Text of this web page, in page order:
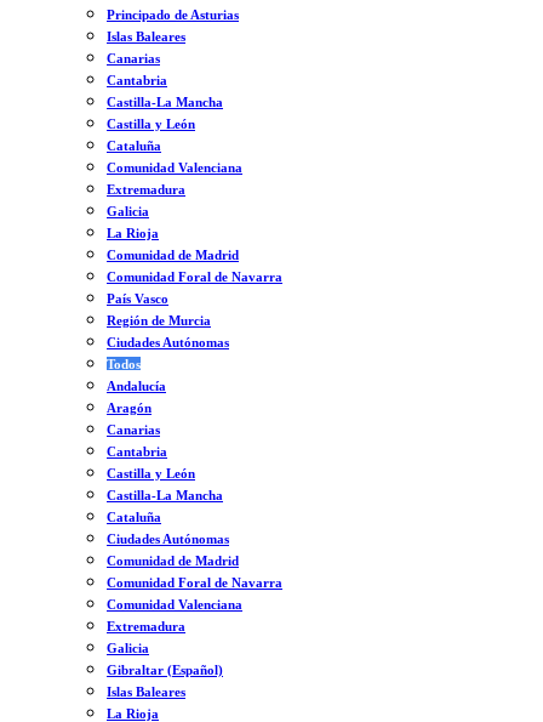
Principado de Asturias
Islas Baleares
Canarias
Cantabria
Castilla-La Mancha
Castilla y León
Cataluña
Comunidad Valenciana
Extremadura
Galicia
La Rioja
Comunidad de Madrid
Comunidad Foral de Navarra
País Vasco
Región de Murcia
Ciudades Autónomas
Todos
Andalucía
Aragón
Canarias
Cantabria
Castilla y León
Castilla-La Mancha
Cataluña
Ciudades Autónomas
Comunidad de Madrid
Comunidad Foral de Navarra
Comunidad Valenciana
Extremadura
Galicia
Gibraltar (Español)
Islas Baleares
La Rioja